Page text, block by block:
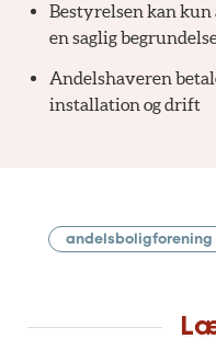
Bestyrelsen kan kun
en saglig
Andelshaveren
installation og drift
andelsboligforening